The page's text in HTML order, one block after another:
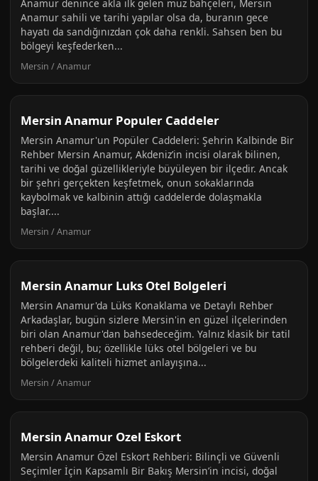
Anamur denince akla ilk gelen muz bahçeleri, Mersin
Anamur sahili ve tarihi yapılar olsa da, buranın gece
hayatı da sandığınızdan çok daha renkli. Sahsen ben bu
bölgeyi keşfederken...
Mersin / Anamur
Mersin Anamur Populer Caddeler
Mersin Anamur'un Popüler Caddeleri: Şehrin Kalbinde Bir
Rehber Mersin Anamur, Akdeniz’in incisi olarak bilinen,
tarihi ve doğal güzellikleriyle büyüleyen bir ilçedir. Ancak
bir şehri gerçekten keşfetmek, onun sokaklarında
kaybolmak ve kalbinin attığı caddelerde dolaşmakla
başlar....
Mersin / Anamur
Mersin Anamur Luks Otel Bolgeleri
Mersin Anamur'da Lüks Konaklama ve Detaylı Rehber
Arkadaşlar, bugün sizlere Mersin'in en güzel ilçelerinden
biri olan Anamur'dan bahsedeceğim. Yalnız klasik bir tatil
rehberi değil, bu; özellikle lüks otel bölgeleri ve bu
bölgelerdeki kaliteli hizmet anlayışına...
Mersin / Anamur
Mersin Anamur Ozel Eskort
Mersin Anamur Özel Eskort Rehberi: Bilinçli ve Güvenli
Seçimler İçin Kapsamlı Bir Bakış Mersin’in incisi, doğal